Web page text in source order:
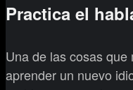
Practica el
Una de las cosas
aprender un nuevo